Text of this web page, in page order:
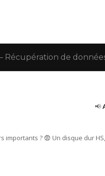
Récupération de
📢
importants ? 😨 Un disque dur